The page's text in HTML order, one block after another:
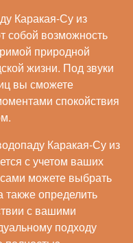
Каракая-Су из
собой возможность
природной
жизни. Под звуки
вы сможете
спокойствия
Каракая-Су из
с учетом ваших
можете выбрать
также определить
с вашими
подходу